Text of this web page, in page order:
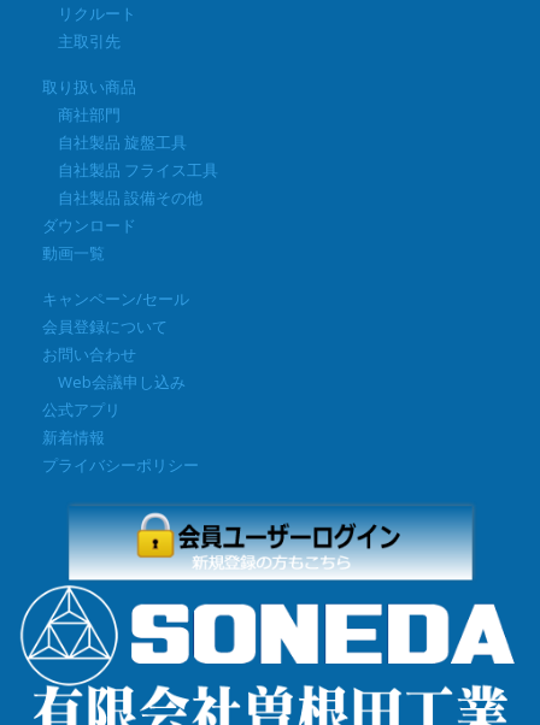
リクルート
主取引先
取り扱い商品
商社部門
自社製品 旋盤工具
自社製品 フライス工具
自社製品 設備その他
ダウンロード
動画一覧
キャンペーン/セール
会員登録について
お問い合わせ
Web会議申し込み
公式アプリ
新着情報
プライバシーポリシー